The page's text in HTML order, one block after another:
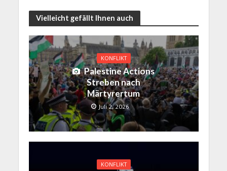
Vielleicht gefällt Ihnen auch
KONFLIKT
Palestine Actions
Streben nach
Märtyrertum
Juli 2, 2026
KONFLIKT